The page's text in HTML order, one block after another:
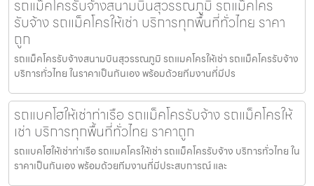
รถแม็คโครรับจ้างสนามบินสุวรรณภูมิ รถแม็คโคร
รับจ้าง รถแม็คโครให้เช่า บริการทุกพื้นที่ทั่วไทย ราคา
ถูก
รถแม็คโครรับจ้างสนามบินสุวรรณภูมิ รถแมคโครให้เช่า รถแม็คโครรับจ้าง
บริการทั่วไทย ในราคาเป็นกันเอง พร้อมด้วยทีมงานที่มีปร
รถแบคโฮให้เช่าท่าเรือ รถแม็คโครรับจ้าง รถแม็คโครให้
เช่า บริการทุกพื้นที่ทั่วไทย ราคาถูก
รถแบคโฮให้เช่าท่าเรือ รถแมคโครให้เช่า รถแม็คโครรับจ้าง บริการทั่วไทย ใน
ราคาเป็นกันเอง พร้อมด้วยทีมงานที่มีประสบการณ์ และ